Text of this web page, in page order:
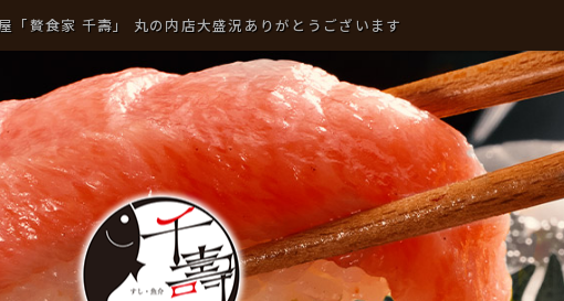
「贅食家 千壽」 丸の内店大盛況ありがとうございます